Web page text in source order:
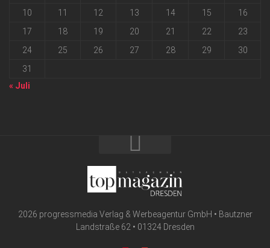
10
11 12 13 14 15
16
17
18 19 20 21 22
23
24
25 26 27 28 29
30
31
« Juli
2026 progressmedia Verlag & Werbeagentur GmbH • Bautzner
Landstraße 62 • 01324 Dresden